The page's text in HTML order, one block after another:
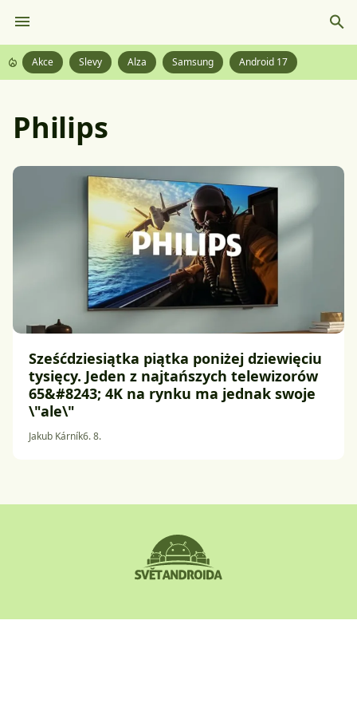
Akce Slevy Alza Samsung Android 17
Philips
Sześćdziesiątka piątka poniżej dziewięciu
tysięcy. Jeden z najtańszych telewizorów
65&#8243; 4K na rynku ma jednak swoje
\"ale\"
Jakub Kárník6. 8.